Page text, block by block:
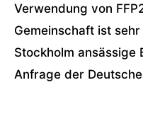
Verwendung von
Gemeinschaft ist
Stockholm ansässige
Anfrage der